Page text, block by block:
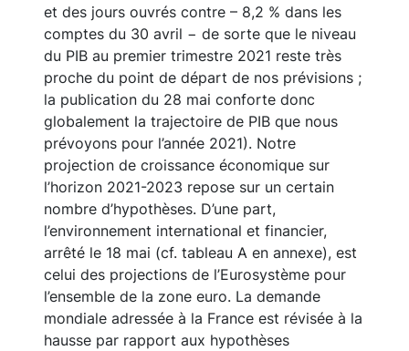
et des jours ouvrés contre – 8,2 % dans les
comptes du 30 avril − de sorte que le niveau
du PIB au premier trimestre 2021 reste très
proche du point de départ de nos prévisions ;
la publication du 28 mai conforte donc
globalement la trajectoire de PIB que nous
prévoyons pour l’année 2021). Notre
projection de croissance économique sur
l’horizon 2021-2023 repose sur un certain
nombre d’hypothèses. D’une part,
l’environnement international et financier,
arrêté le 18 mai (cf. tableau A en annexe), est
celui des projections de l’Eurosystème pour
l’ensemble de la zone euro. La demande
mondiale adressée à la France est révisée à la
hausse par rapport aux hypothèses